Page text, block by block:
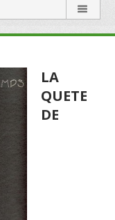
LA
QUETE
DE